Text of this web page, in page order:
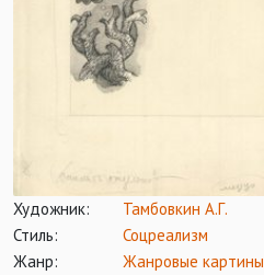
Художник:
Тамбовкин А.Г.
Стиль:
Соцреализм
Жанр:
Жанровые картины